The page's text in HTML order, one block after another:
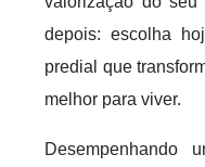
depois: escolha
predial que
melhor para viver.
Desempenhando